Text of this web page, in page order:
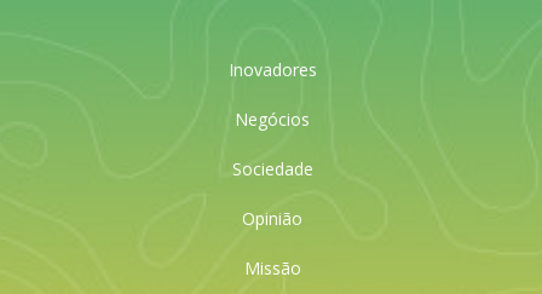
Inovadores
Negócios
Sociedade
Opinião
Missão